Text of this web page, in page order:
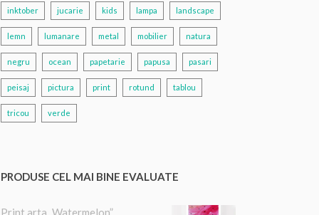
inktober jucarie kids lampa landscape
lemn lumanare metal mobilier natura
negru ocean papetarie papusa pasari
peisaj pictura print rotund tablou
tricou verde
PRODUSE CEL MAI BINE EVALUATE
Print arta „Watermelon”